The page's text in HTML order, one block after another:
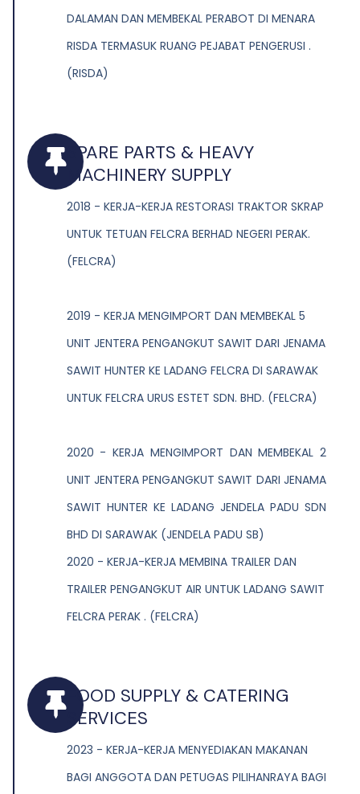
DALAMAN DAN MEMBEKAL PERABOT DI MENARA
RISDA TERMASUK RUANG PEJABAT PENGERUSI .
(RISDA)
SPARE PARTS & HEAVY
MACHINERY SUPPLY
2018 - KERJA-KERJA RESTORASI TRAKTOR SKRAP
UNTUK TETUAN FELCRA BERHAD NEGERI PERAK.
(FELCRA)
2019 - KERJA MENGIMPORT DAN MEMBEKAL 5
UNIT JENTERA PENGANGKUT SAWIT DARI JENAMA
SAWIT HUNTER KE LADANG FELCRA DI SARAWAK
UNTUK FELCRA URUS ESTET SDN. BHD. (FELCRA)
2020 - KERJA MENGIMPORT DAN MEMBEKAL 2
UNIT JENTERA PENGANGKUT SAWIT DARI JENAMA
SAWIT HUNTER KE LADANG JENDELA PADU SDN
BHD DI SARAWAK (JENDELA PADU SB)
2020 - KERJA-KERJA MEMBINA TRAILER DAN
TRAILER PENGANGKUT AIR UNTUK LADANG SAWIT
FELCRA PERAK . (FELCRA)
FOOD SUPPLY & CATERING
SERVICES
2023 - KERJA-KERJA MENYEDIAKAN MAKANAN
BAGI ANGGOTA DAN PETUGAS PILIHANRAYA BAGI